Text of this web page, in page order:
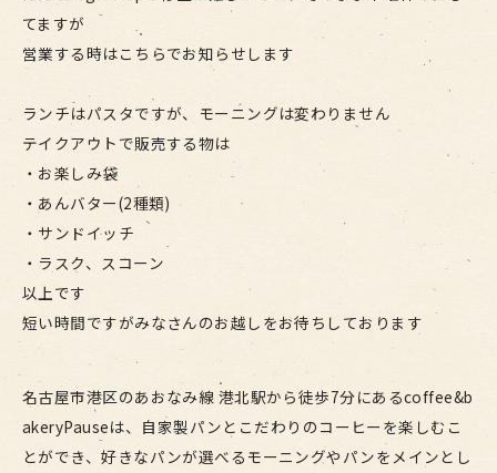
てますが
営業する時はこちらでお知らせします
ランチはパスタですが、モーニングは変わりません
テイクアウトで販売する物は
・お楽しみ袋
・あんバター(2種類)
・サンドイッチ
・ラスク、スコーン
以上です
短い時間ですがみなさんのお越しをお待ちしております
名古屋市港区のあおなみ線 港北駅から徒歩7分にあるcoffee&b
akeryPauseは、自家製パンとこだわりのコーヒーを楽しむこ
とができ、好きなパンが選べるモーニングやパンをメインとし